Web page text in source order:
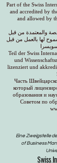
Part of the Swiss
and accredited by
and allowed by
والمعتمدة من قبل
لها بالعمل من قبل
Teil der Swiss
und
lizenziert und
Часть
который
образования и
Советом по
Eine Zweigstelle
of Business
Swiss